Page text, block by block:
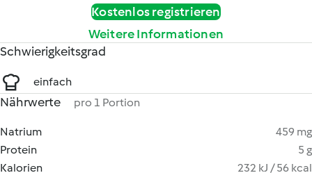
Kostenlos registrieren
Weitere Informationen
Schwierigkeitsgrad
einfach
Nährwerte pro 1 Portion
Natrium
459 mg
Protein
5 g
Kalorien
232 kJ / 56 kcal